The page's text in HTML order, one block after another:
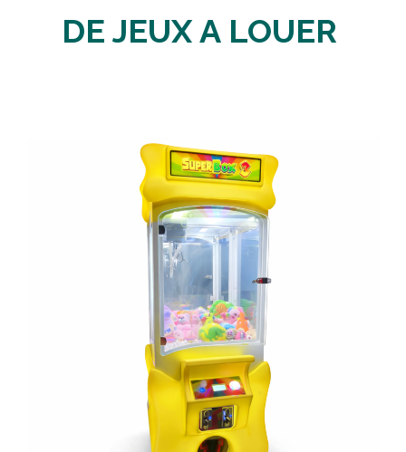
DE JEUX A LOUER